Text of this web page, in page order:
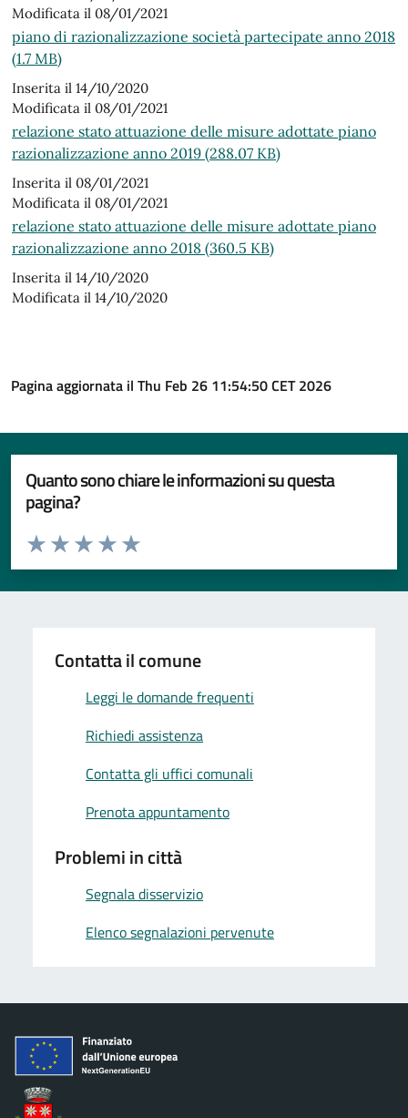
Modificata il 08/01/2021
piano di razionalizzazione società partecipate anno 2018
(1.7 MB)
Inserita il 14/10/2020
Modificata il 08/01/2021
relazione stato attuazione delle misure adottate piano
razionalizzazione anno 2019 (288.07 KB)
Inserita il 08/01/2021
Modificata il 08/01/2021
relazione stato attuazione delle misure adottate piano
razionalizzazione anno 2018 (360.5 KB)
Inserita il 14/10/2020
Modificata il 14/10/2020
Pagina aggiornata il Thu Feb 26 11:54:50 CET 2026
Quanto sono chiare le informazioni su questa
pagina?
Valuta da 1 a 5 stelle la pagina
Valuta 5 stelle su 5
Valuta 4 stelle su 5
Valuta 3 stelle su 5
Valuta 2 stelle su 5
Valuta 1 stelle su 5
Contatta il comune
Leggi le domande frequenti
Richiedi assistenza
Contatta gli uffici comunali
Prenota appuntamento
Problemi in città
Segnala disservizio
Elenco segnalazioni pervenute